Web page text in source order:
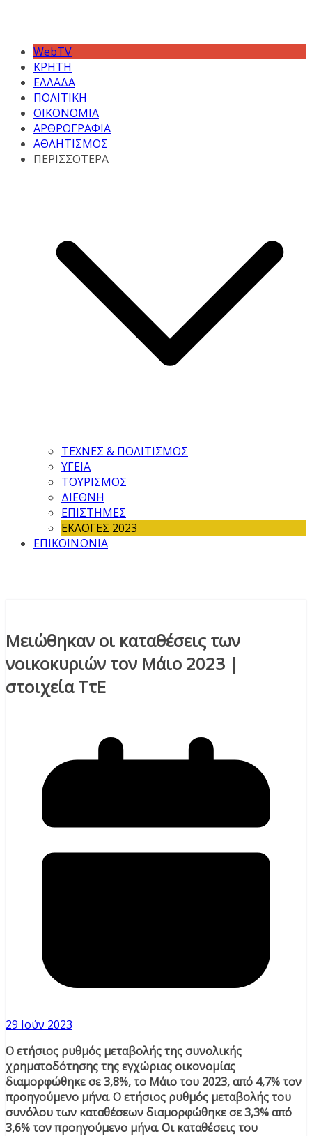
WebTV
ΚΡΗΤΗ
ΕΛΛΑΔΑ
ΠΟΛΙΤΙΚΗ
ΟΙΚΟΝΟΜΙΑ
ΑΡΘΡΟΓΡΑΦΙΑ
ΑΘΛΗΤΙΣΜΟΣ
ΠΕΡΙΣΣΟΤΕΡΑ
ΤΕΧΝΕΣ & ΠΟΛΙΤΙΣΜΟΣ
ΥΓΕΙΑ
ΤΟΥΡΙΣΜΟΣ
ΔΙΕΘΝΗ
ΕΠΙΣΤΗΜΕΣ
ΕΚΛΟΓΕΣ 2023
ΕΠΙΚΟΙΝΩΝΙΑ
Μειώθηκαν οι καταθέσεις των
νοικοκυριών τον Μάιο 2023 |
στοιχεία ΤτΕ
29 Ιούν 2023
Ο ετήσιος ρυθμός μεταβολής της συνολικής
χρηματοδότησης της εγχώριας οικονομίας
διαμορφώθηκε σε 3,8%, το Μάιο του 2023, από 4,7% τον
προηγούμενο μήνα. Ο ετήσιος ρυθμός μεταβολής του
συνόλου των καταθέσεων διαμορφώθηκε σε 3,3% από
3,6% τον προηγούμενο μήνα. Oι καταθέσεις του